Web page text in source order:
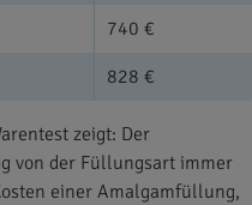
740 €
828 €
zeigt: Der
von der Füllungsart immer
einer Amalgamfüllung,